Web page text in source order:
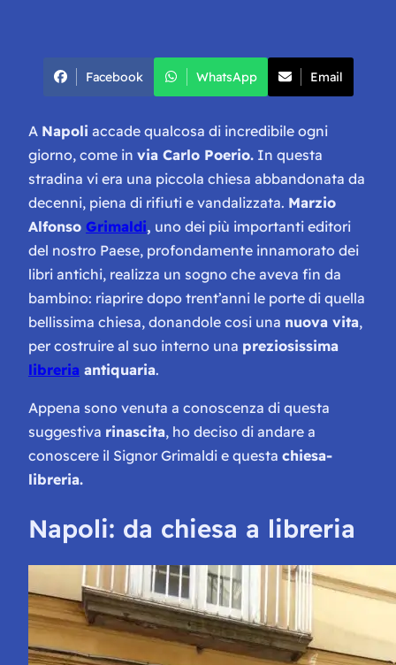
Facebook WhatsApp Email
A Napoli accade qualcosa di incredibile ogni
giorno, come in via Carlo Poerio. In questa
stradina vi era una piccola chiesa abbandonata da
decenni, piena di rifiuti e vandalizzata. Marzio
Alfonso Grimaldi, uno dei più importanti editori
del nostro Paese, profondamente innamorato dei
libri antichi, realizza un sogno che aveva fin da
bambino: riaprire dopo trent’anni le porte di quella
bellissima chiesa, donandole cosi una nuova vita,
per costruire al suo interno una preziosissima
libreria antiquaria.
Appena sono venuta a conoscenza di questa
suggestiva rinascita, ho deciso di andare a
conoscere il Signor Grimaldi e questa chiesa-
libreria.
Napoli: da chiesa a libreria